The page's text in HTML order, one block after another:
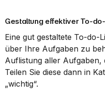
Gestaltung effektiver To-
Eine gut gestaltete To-do-
über Ihre Aufgaben zu
Auflistung aller Aufgaben,
Teilen Sie diese dann in
„wichtig“.